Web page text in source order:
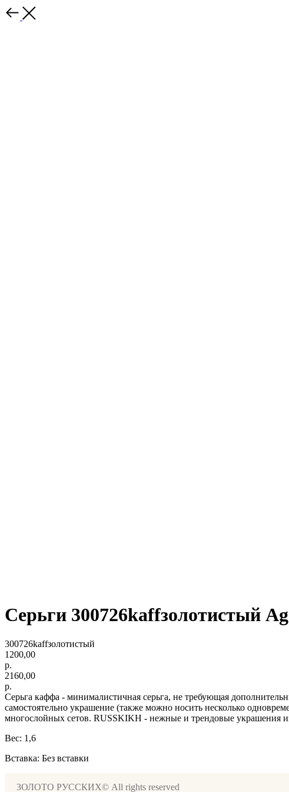
Серьги 300726kaffзолотистый
300726kaffзолотистый
1200,00
р.
2160,00
р.
Серьга каффа - минималистичная серьга, не требующая
самостоятельно украшение (также можно носить несколько
многослойных сетов. RUSSKIKH - нежные и трендовые украшения
Вес: 1,6
Вставка: Без вставки
ЗОЛОТО РУССКИХ© All rights reserved